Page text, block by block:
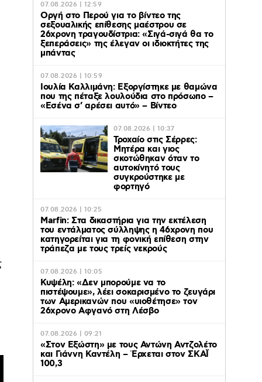
07.08.2026 | 12:59
Οργή στο Περού για το βίντεο της
σεξουαλικής επίθεσης μαέστρου σε
26χρονη τραγουδίστρια: «Σιγά-σιγά θα το
ξεπεράσεις» της έλεγαν οι ιδιοκτήτες της
μπάντας
07.08.2026 | 10:59
Ιουλία Καλλιμάνη: Εξοργίστηκε με θαμώνα
που της πέταξε λουλούδια στο πρόσωπο –
«Εσένα σ’ αρέσει αυτό» – Βίντεο
07.08.2026 | 10:37
Τροχαίο στις Σέρρες:
Μητέρα και γιος
σκοτώθηκαν όταν το
αυτοκίνητό τους
συγκρούστηκε με
φορτηγό
07.08.2026 | 10:25
Marfin: Στα δικαστήρια για την εκτέλεση
του εντάλματος σύλληψης η 46χρονη που
κατηγορείται για τη φονική επίθεση στην
τράπεζα με τους τρείς νεκρούς
07.08.2026 | 10:05
Κυψέλη: «Δεν μπορούμε να το
πιστέψουμε», λέει σοκαρισμένο το ζευγάρι
των Αμερικανών που «υιοθέτησε» τον
26χρονο Αφγανό στη Λέσβο
07.08.2026 | 09:21
«Στον Εξώστη» με τους Αντώνη Αντζολέτο
και Γιάννη Καντέλη – Έρχεται στον ΣΚΑΪ
100,3